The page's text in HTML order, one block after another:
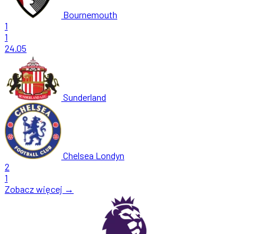
Bournemouth
1
1
24.05
Sunderland
Chelsea Londyn
2
1
Zobacz więcej →